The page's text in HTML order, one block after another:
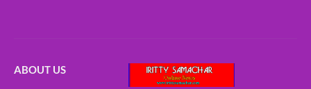
ABOUT US